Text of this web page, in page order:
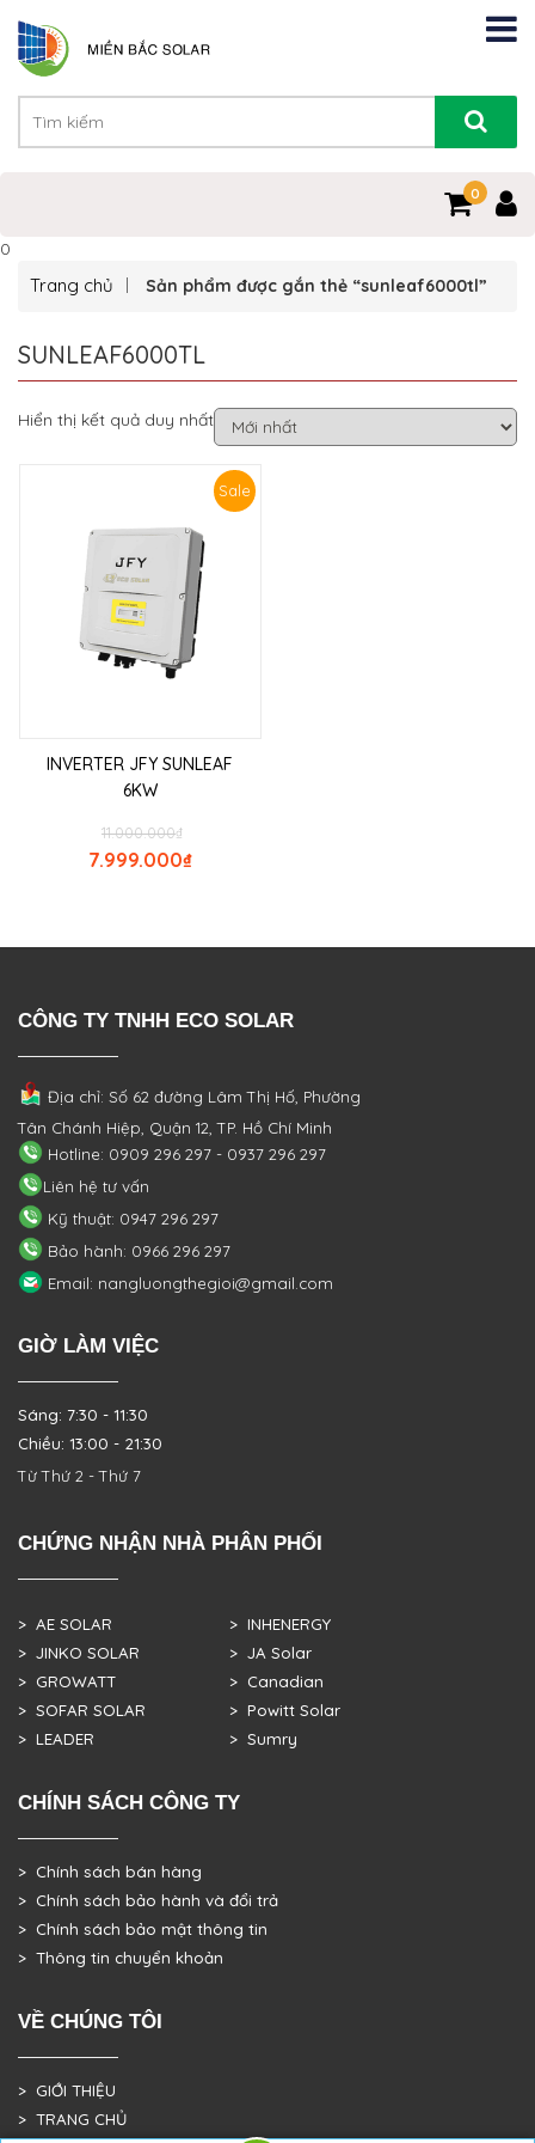
0
0
Trang chủ Sản phẩm được gắn thẻ “sunleaf6000tl”
SUNLEAF6000TL
Hiển thị kết quả duy nhất
Sale
INVERTER JFY SUNLEAF
6KW
₫
11.000.000
₫
7.999.000
CÔNG TY TNHH ECO SOLAR
Địa chỉ: Số 62 đường Lâm Thị Hố, Phường
Tân Chánh Hiệp, Quận 12, TP. Hồ Chí Minh
Hotline: 0909 296 297 - 0937 296 297
Liên hệ tư vấn
Kỹ thuật: 0947 296 297
Bảo hành: 0966 296 297
Email: nangluongthegioi@gmail.com
GIỜ LÀM VIỆC
Sáng: 7:30 - 11:30
Chiều: 13:00 - 21:30
Từ Thứ 2 - Thứ 7
CHỨNG NHẬN NHÀ PHÂN PHỐI
> AE SOLAR
> JINKO SOLAR
> GROWATT
> SOFAR SOLAR
> LEADER
> INHENERGY
> JA Solar
> Canadian
> Powitt Solar
> Sumry
CHÍNH SÁCH CÔNG TY
> Chính sách bán hàng
> Chính sách bảo hành và đổi trả
> Chính sách bảo mật thông tin
> Thông tin chuyển khoản
VỀ CHÚNG TÔI
> GIỚI THIỆU
> TRANG CHỦ